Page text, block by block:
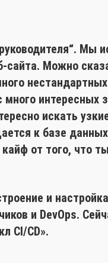
Можно
искать
к базе
от того, что
и
и DevOps.
CI/CD».